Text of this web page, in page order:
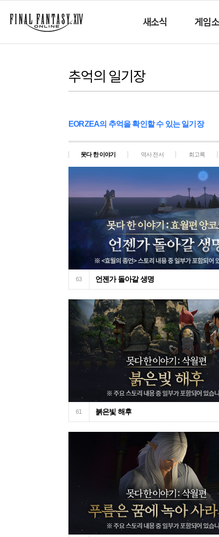
새소식 게임
추억의 일기장
EORZEA의 추억을 확인할 수 있는 일기장
못다 한 이야기 역사 전서 회고록
63 언젠가 돌아갈 생명
61 붉은빛 해후